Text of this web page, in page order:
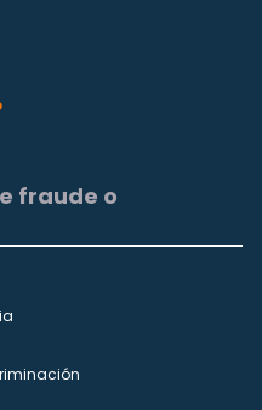
fraude o